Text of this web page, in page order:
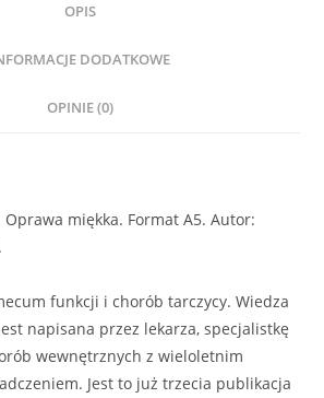
OPIS
DODATKOWE
OPINIE (0)
miękka. Format A5. Autor:
funkcji i chorób tarczycy. Wiedza
napisana przez lekarza, specjalistkę
wewnętrznych z wieloletnim
Jest to już trzecia publikacja